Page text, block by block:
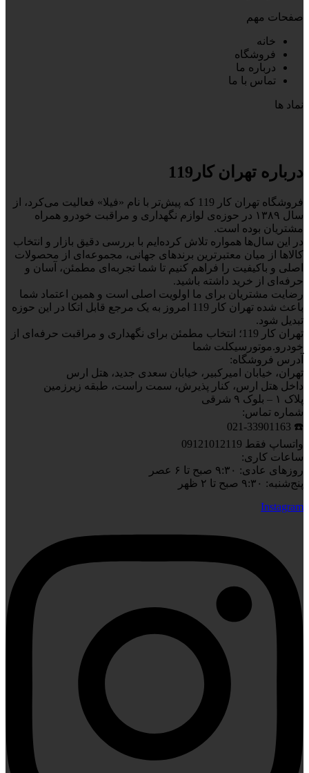
صفحات مهم
خانه
فروشگاه
درباره ما
تماس با ما
نماد ها
درباره تهران کار119
فروشگاه تهران کار 119 که پیش‌تر با نام «فیلا» فعالیت می‌کرد، از
سال ۱۳۸۹ در حوزه‌ی لوازم نگهداری و مراقبت خودرو همراه
مشتریان بوده است.
در این سال‌ها همواره تلاش کرده‌ایم با بررسی دقیق بازار و انتخاب
کالاها از میان معتبرترین برندهای جهانی، مجموعه‌ای از محصولات
اصلی و باکیفیت را فراهم کنیم تا شما تجربه‌ای مطمئن، آسان و
حرفه‌ای از خرید داشته باشید.
رضایت مشتریان برای ما اولویت اصلی است و همین اعتماد شما
باعث شده تهران کار 119 امروز به یک مرجع قابل اتکا در این حوزه
تبدیل شود.
تهران کار 119؛ انتخاب مطمئن برای نگهداری و مراقبت حرفه‌ای از
خودرو.موتورسیکلت شما
آدرس فروشگاه:
تهران، خیابان امیرکبیر، خیابان سعدی جدید، هتل ارس
داخل هتل ارس، کنار پذیرش، سمت راست، طبقه زیرزمین
پلاک ۱ – بلوک ۹ شرقی
شماره تماس:
☎️ 021-33901163
واتساپ فقط 09121012119
ساعات کاری:
روزهای عادی: ۹:۳۰ صبح تا ۶ عصر
پنج‌شنبه: ۹:۳۰ صبح تا ۲ ظهر
Instagram